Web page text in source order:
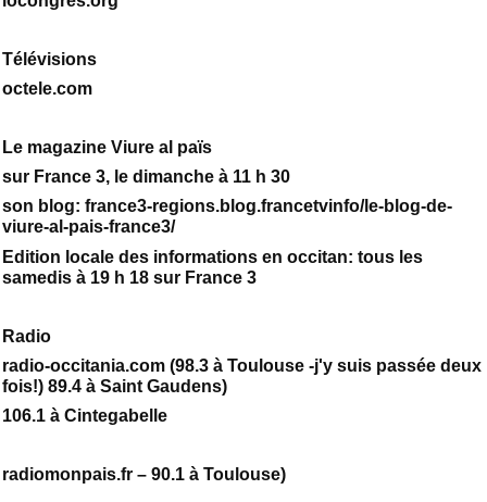
Télévisions
octele.com
Le magazine Viure al païs
sur France 3, le dimanche à 11 h 30
son blog: france3-regions.blog.francetvinfo/le-blog-de-
viure-al-pais-france3/
Edition locale des informations en occitan: tous les
samedis à 19 h 18 sur France 3
Radio
radio-occitania.com (98.3 à Toulouse -j'y suis passée deux
fois!) 89.4 à Saint Gaudens)
106.1 à Cintegabelle
radiomonpais.fr – 90.1 à Toulouse)